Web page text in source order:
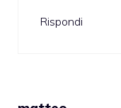
Rispondi